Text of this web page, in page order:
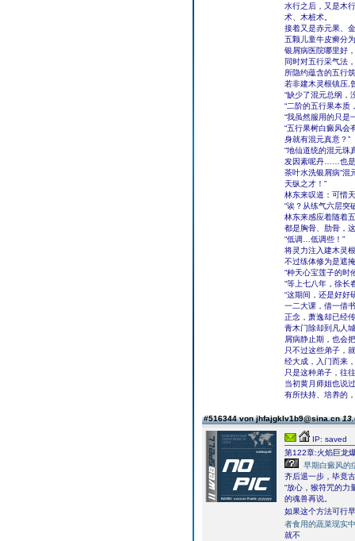
水行之后，又是木
术、木桩术。
接着又是赤元果、
五颗儿童牛皮癣分
银屑病医院哪里好
同时对五行采气法
所隐约蕴含的五行
若非建木灵根镇压,
“缺少了混元总纲，
“二阶的五行果本质
“我虽然服用的只
“五行果树白癜风会
身就有混元真意？”
“地仙道统的混元珠
发因素呢丹……也
茶叶水洗银屑病“
天纵之才！”
林东来叹道：可惜
“诶？从练气六层突
林东来感应着随着
都是胸骨、肋骨，
“低调…低调些！”
将灵力注入建木灵
不过练体修为是遮
“种天心宝莲子的时
“等上七八年，徐长
“这期间，还是好好
一二大课，借一借
正念，萧逸却已经
青木门除却到凡人
屑病静止期，也会
只不过这些弟子，
经大成，入门而来
只是这种弟子，往
当初黄月师姐也说
有所扶持、培养的
#516344 von jhfajgklv1b9@sina.cn
IP: saved
第122章:火焰巨龙
早期白癜风的
齐后退一步，毕竟
“放心，猴符咒的力
的魂兽再说。
如果这个方法可行
者食用的蔬菜现实
就不